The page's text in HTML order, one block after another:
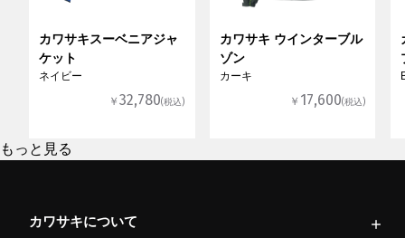
カワサキスーベニアジャ
ケット
ネイビー
￥32,780(税込)
カワサキ ウインターブル
ゾン
カーキ
￥ 17,600(税込)
もっと見る
カワサキについて